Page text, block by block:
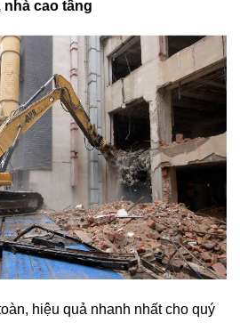
cao tầng
hiệu quả nhanh nhất cho quý